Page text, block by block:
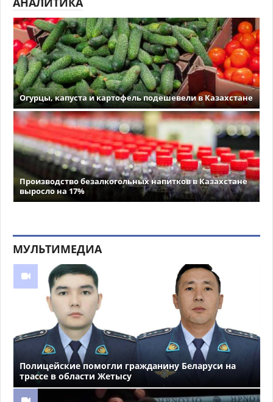
Огурцы, капуста и картофель подешевели в Казахстане
Производство безалкогольных напитков в Казахстане
выросло на 17%
МУЛЬТИМЕДИА
Полицейские помогли гражданину Беларуси на
трассе в области Жетысу